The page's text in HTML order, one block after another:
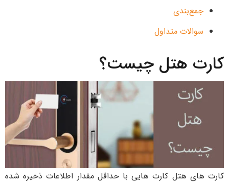
جمع‌بندی
سوالات متداول
کارت هتل چیست؟
کارت های هتل کارت هایی با حداقل مقدار اطلاعات ذخیره شده